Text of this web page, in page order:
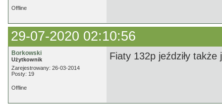
Offline
29-07-2020 02:10:56
Borkowski
Użytkownik
Zarejestrowany: 26-03-2014
Posty: 19
Fiaty 132p jeździły
Offline